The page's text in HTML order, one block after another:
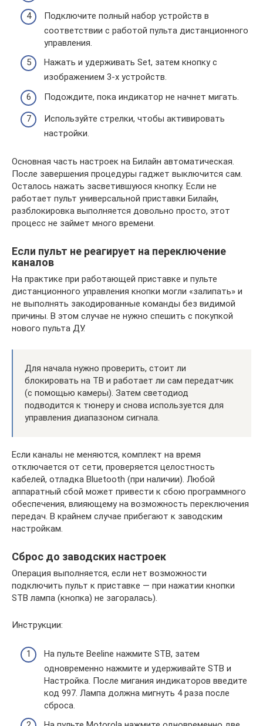
Подключите полный набор устройств в
соответствии с работой пульта дистанционного
управления.
Нажать и удерживать Set, затем кнопку с
изображением 3-х устройств.
Подождите, пока индикатор не начнет мигать.
Используйте стрелки, чтобы активировать
настройки.
Основная часть настроек на Билайн автоматическая.
После завершения процедуры гаджет выключится сам.
Осталось нажать засветившуюся кнопку. Если не
работает пульт универсальной приставки Билайн,
разблокировка выполняется довольно просто, этот
процесс не займет много времени.
Если пульт не реагирует на переключение
каналов
На практике при работающей приставке и пульте
дистанционного управления кнопки могли «залипать» и
не выполнять закодированные команды без видимой
причины. В этом случае не нужно спешить с покупкой
нового пульта ДУ.
Для начала нужно проверить, стоит ли
блокировать на ТВ и работает ли сам передатчик
(с помощью камеры). Затем светодиод
подводится к тюнеру и снова используется для
управления диапазоном сигнала.
Если каналы не меняются, комплект на время
отключается от сети, проверяется целостность
кабелей, отладка Bluetooth (при наличии). Любой
аппаратный сбой может привести к сбою программного
обеспечения, влияющему на возможность переключения
передач. В крайнем случае прибегают к заводским
настройкам.
Сброс до заводских настроек
Операция выполняется, если нет возможности
подключить пульт к приставке — при нажатии кнопки
STB лампа (кнопка) не загоралась).
Инструкции:
На пульте Beeline нажмите STB, затем
одновременно нажмите и удерживайте STB и
Настройка. После мигания индикаторов введите
код 997. Лампа должна мигнуть 4 раза после
сброса.